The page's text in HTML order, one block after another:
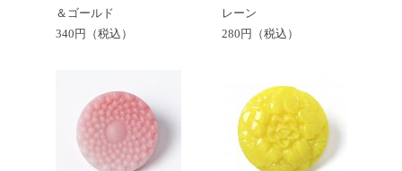
＆ゴールド
340円（税込）
レーン
280円（税込）